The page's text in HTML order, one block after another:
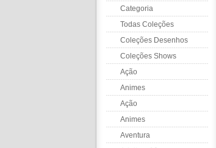
Categoria
Todas Coleções
Coleções Desenhos
Coleções Shows
Ação
Animes
Ação
Animes
Aventura